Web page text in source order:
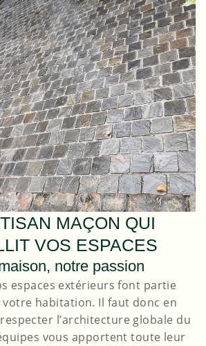
MAÇON QUI
VOS ESPACES
notre passion
espaces extérieurs font partie
habitation. Il faut donc en
l’architecture globale du
vous apportent toute leur